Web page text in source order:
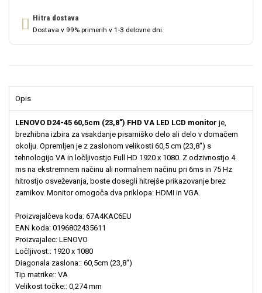
Hitra dostava
Dostava v 99% primerih v 1-3 delovne dni.
Opis
LENOVO D24-45 60,5cm (23,8") FHD VA LED LCD monitor je,
brezhibna izbira za vsakdanje pisarniško delo ali delo v domačem
okolju. Opremljen je z zaslonom velikosti 60,5 cm (23,8") s
tehnologijo VA in ločljivostjo Full HD 1920 x 1080. Z odzivnostjo 4
ms na ekstremnem načinu ali normalnem načinu pri 6ms in 75 Hz
hitrostjo osveževanja, boste dosegli hitrejše prikazovanje brez
zamikov. Monitor omogoča dva priklopa: HDMI in VGA.
Proizvajalčeva koda: 67A4KAC6EU
EAN koda: 0196802435611
Proizvajalec: LENOVO
Ločljivost:: 1920 x 1080
Diagonala zaslona:: 60,5cm (23,8")
Tip matrike:: VA
Velikost točke:: 0,274 mm